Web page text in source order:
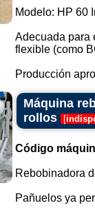
Modelo: HP 60
Adecuada para
flexible (como
Producción
Máquina
rollos
[
Código
Rebobinadora
Pañuelos ya